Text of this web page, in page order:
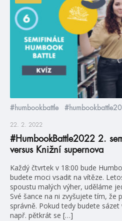
#humbookbattle
22. 2. 2022
#HumbookBattle2022 2.
versus Knižní supernova
Každý čtvrtek v 18:00 bude
budete moci vsadit na vítěze.
spoustu malých výher, uděláme
Své šance na ni zvyšujete tím, že
správně. Pokud tedy budete
např. pětkrát se […]